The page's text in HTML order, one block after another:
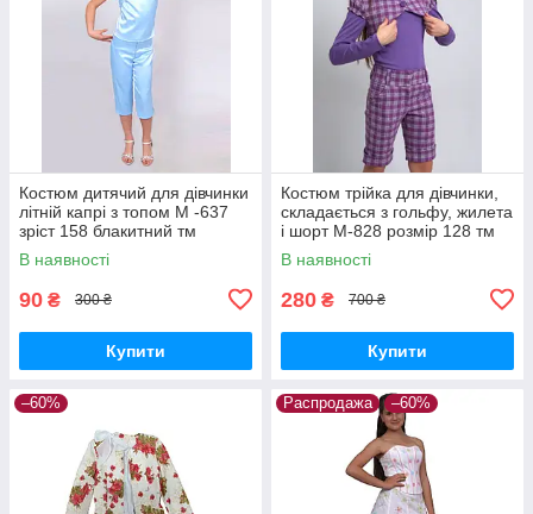
Костюм дитячий для дівчинки
літній капрі з топом М -637
зріст 158 блакитний тм
"Попілюшка"
В наявності
90 ₴ 300 ₴
Купити
Костюм трійка для дівчинки,
складається з гольфу, жилета
і шорт М-828 розмір 128 тм
"Попелюшка"
В наявності
280 ₴ 700 ₴
Купити
–60% Распродажа –60%